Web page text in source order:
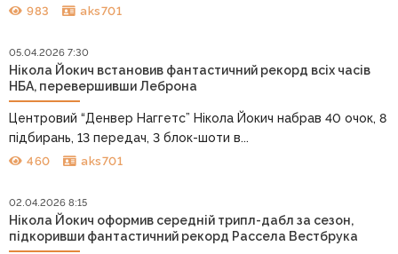
983 aks701
05.04.2026 7:30
Нікола Йокич встановив фантастичний рекорд всіх часів
НБА, перевершивши Леброна
Центровий “Денвер Наггетс” Нікола Йокич набрав 40 очок, 8
підбирань, 13 передач, 3 блок-шоти в...
460 aks701
02.04.2026 8:15
Нікола Йокич оформив середній трипл-дабл за сезон,
підкоривши фантастичний рекорд Рассела Вестбрука